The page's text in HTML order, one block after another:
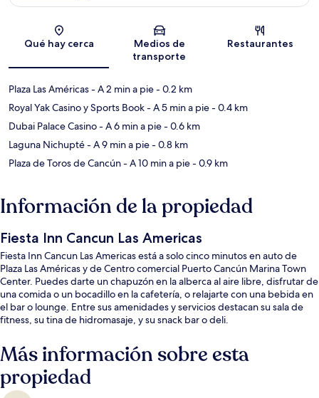
Qué hay cerca
Medios de
transporte
Restaurantes
Plaza Las Américas- A 2 min a pie- 0.2 km
Royal Yak Casino y Sports Book- A 5 min a pie- 0.4 km
Dubai Palace Casino- A 6 min a pie- 0.6 km
Laguna Nichupté- A 9 min a pie- 0.8 km
Plaza de Toros de Cancún- A 10 min a pie- 0.9 km
Información de la propiedad
Fiesta Inn Cancun Las Americas
Fiesta Inn Cancun Las Americas está a solo cinco minutos en auto de
Plaza Las Américas y de Centro comercial Puerto Cancún Marina Town
Center. Puedes darte un chapuzón en la alberca al aire libre, disfrutar de
una comida o un bocadillo en la cafetería, o relajarte con una bebida en
el bar o lounge. Entre sus amenidades y servicios destacan su sala de
fitness, su tina de hidromasaje, y su snack bar o deli.
Más información sobre esta
propiedad